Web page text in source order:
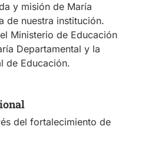
y misión de María
de nuestra institución.
Ministerio de Educación
Departamental y la
de Educación.
del fortalecimiento de